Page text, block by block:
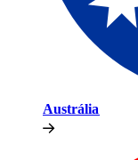
Austrália​​